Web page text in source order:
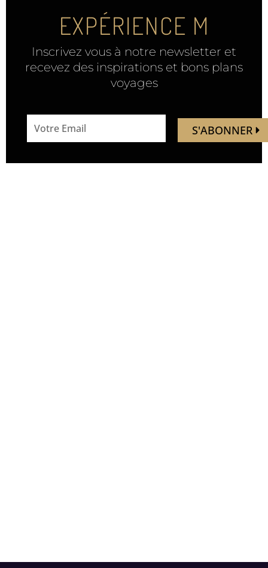
EXPÉRIENCE M
Inscrivez vous à notre newsletter et
recevez des inspirations et bons plans
voyages
address
S'ABONNER